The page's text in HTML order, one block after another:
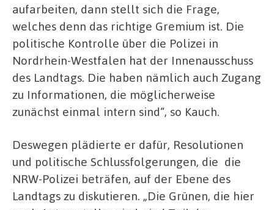
aufarbeiten, dann stellt sich die Frage,
welches denn das richtige Gremium ist. Die
politische Kontrolle über die Polizei in
Nordrhein-Westfalen hat der Innenausschuss
des Landtags. Die haben nämlich auch Zugang
zu Informationen, die möglicherweise
zunächst einmal intern sind“, so Kauch.
Deswegen plädierte er dafür, Resolutionen
und politische Schlussfolgerungen, die die
NRW-Polizei beträfen, auf der Ebene des
Landtags zu diskutieren. „Die Grünen, die hier